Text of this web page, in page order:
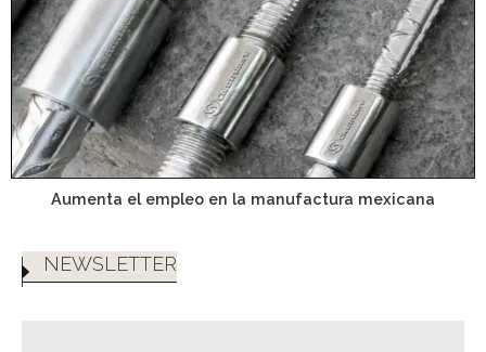
Aumenta el empleo en la manufactura mexicana
NEWSLETTER